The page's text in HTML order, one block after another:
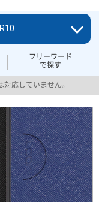
フリーワード
で探す
応していません。